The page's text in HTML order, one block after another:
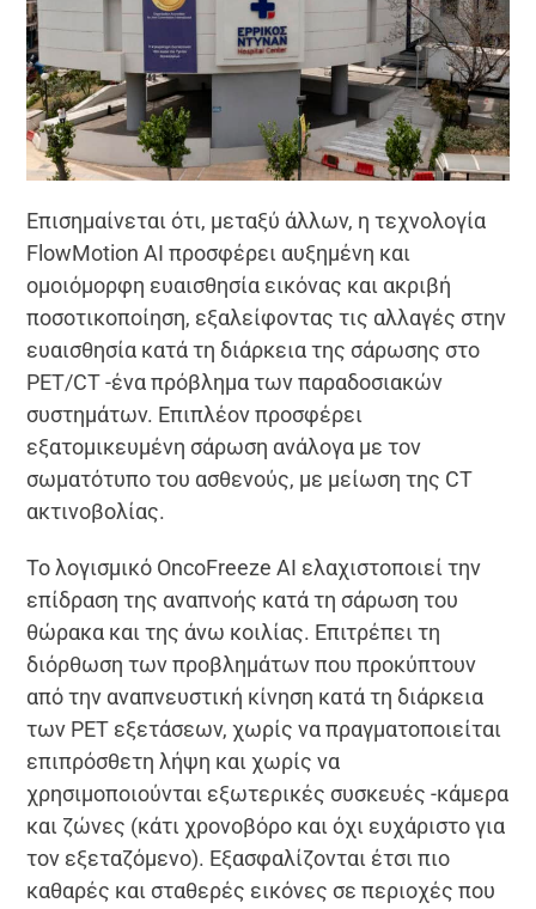
Επισημαίνεται ότι, μεταξύ άλλων, η τεχνολογία
FlowMotion ΑΙ προσφέρει αυξημένη και
ομοιόμορφη ευαισθησία εικόνας και ακριβή
ποσοτικοποίηση, εξαλείφοντας τις αλλαγές στην
ευαισθησία κατά τη διάρκεια της σάρωσης στο
PET/CT -ένα πρόβλημα των παραδοσιακών
συστημάτων. Επιπλέον προσφέρει
εξατομικευμένη σάρωση ανάλογα με τον
σωματότυπο του ασθενούς, με μείωση της CT
ακτινοβολίας.
Το λογισμικό OncoFreeze AI ελαχιστοποιεί την
επίδραση της αναπνοής κατά τη σάρωση του
θώρακα και της άνω κοιλίας. Επιτρέπει τη
διόρθωση των προβλημάτων που προκύπτουν
από την αναπνευστική κίνηση κατά τη διάρκεια
των PET εξετάσεων, χωρίς να πραγματοποιείται
επιπρόσθετη λήψη και χωρίς να
χρησιμοποιούνται εξωτερικές συσκευές -κάμερα
και ζώνες (κάτι χρονοβόρο και όχι ευχάριστο για
τον εξεταζόμενο). Εξασφαλίζονται έτσι πιο
καθαρές και σταθερές εικόνες σε περιοχές που